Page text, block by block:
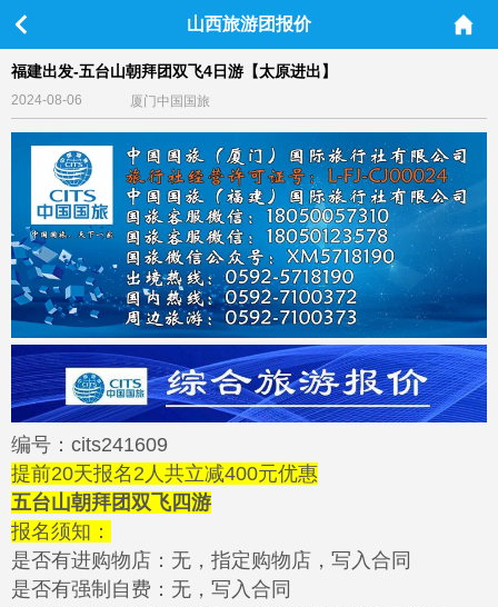
山西旅游团报价
福建出发-五台山朝拜团双飞4日游【太原进出】
2024-08-06 厦门中国国旅
编号：cits241609
提前20天报名2人共立减400元优惠
五台山朝拜团双飞四游
报名须知：
是否有进购物店：无，指定购物店，写入合同
是否有强制自费：无，写入合同